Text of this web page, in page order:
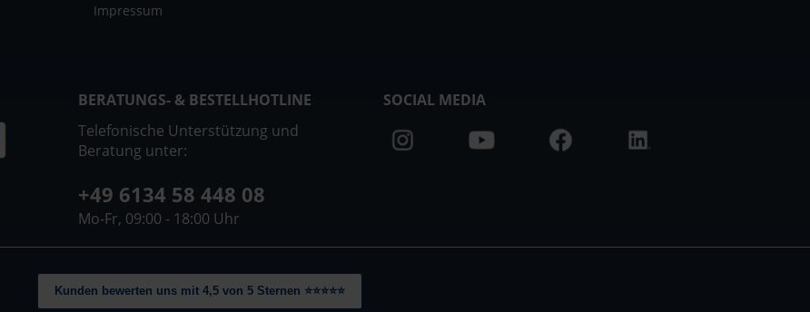
Impressum
BERATUNGS- & BESTELLHOTLINE
Telefonische Unterstützung und
Beratung unter:
+49 6134 58 448 08
Mo-Fr, 09:00 - 18:00 Uhr
SOCIAL MEDIA
Kunden bewerten uns mit 4,5 von 5 Sternen ⭐⭐⭐⭐⭐